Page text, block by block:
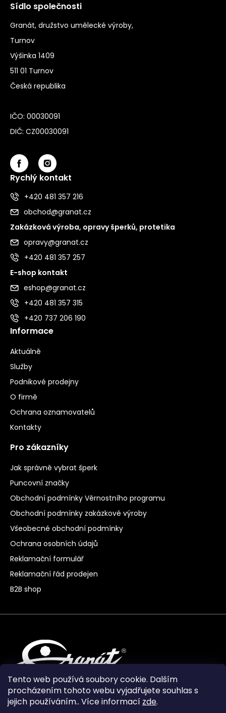
Tento web používá soubory cookie. Dalším
procházením tohoto webu vyjadřujete souhlas s
jejich používáním.. Více informací zde.
Sídlo společnosti
Granát, družstvo umělecké výroby,
Turnov
Výšinka 1409
511 01 Turnov
Česká republika
IČO: 00030091
DIČ: CZ00030091
Rychlý kontakt
+420 481 357 216
obchod@granat.cz
Zakázková výroba, opravy šperků, protetika
opravy@granat.cz
+420 481 357 257
E-shop kontakt
eshop@granat.cz
+420 481 357 315
+420 737 206 190
Informace
Aktuálně
Služby
Podnikové prodejny
O firmě
Ochrana oznamovatelů
Kontakty
Pro zákazníky
Jak správně vybrat šperk
Puncovní značky
Obchodní podmínky Věrnostního programu
Obchodní podmínky zakázkové výroby
Všeobecné obchodní podmínky
Ochrana osobních údajů
Reklamační formulář
Reklamační řád prodejen
B2B shop